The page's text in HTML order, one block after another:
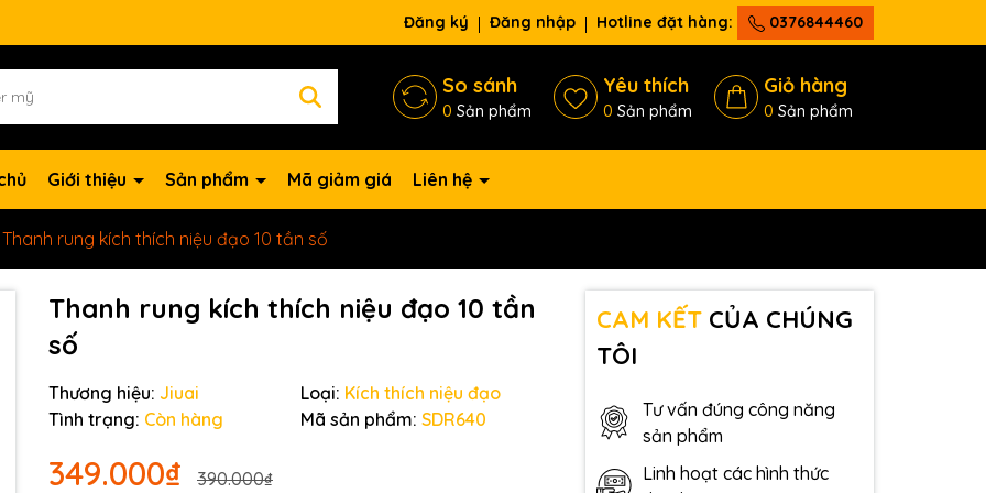
chờ đợi bạn Đăng ký Đăng nhập Hotline đặt hàng: 0376844460
So sánh
0 Sản phẩm
Yêu thích
0 Sản phẩm
Giỏ hàng
0 Sản phẩm
Giới thiệu Sản phẩm Mã giảm giá Liên hệ
Thanh rung kích thích niệu đạo 10 tần số
Thanh rung kích thích niệu đạo 10 tần
số
Thương hiệu: Jiuai Loại: Kích thích niệu đạo
Tình trạng: Còn hàng Mã sản phẩm: SDR640
349.000₫ 390.000₫
CAM KẾTCỦA CHÚNG
TÔI
Tư vấn đúng công năng
sản phẩm
Linh hoạt các hình thức